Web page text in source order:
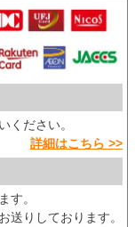
ください。
詳細はこちら >>
す。
りしております。